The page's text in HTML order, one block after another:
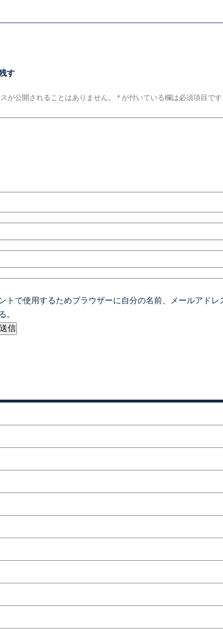
す
が公開されることはありません。 * が付いている欄は必須項目です
トで使用するためブラウザーに自分の名前、メールアドレ
。